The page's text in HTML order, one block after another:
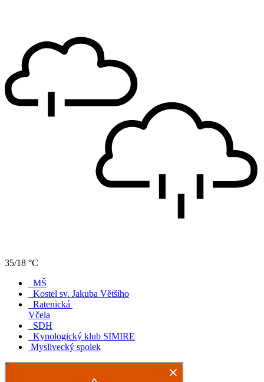
35/18 °C
MŠ
Kostel sv. Jakuba Většího
Ratenická
Včela
SDH
Kynologický klub SIMIRE
Myslivecký spolek